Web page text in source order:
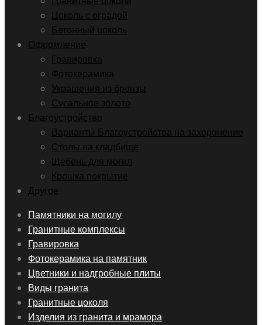
Цоколь с оградой
Бетонный цоколь
Оформление
Гравировка
Фотокерамика
Украшения из бронзы
Сусальное золото
Благоустройство
Варианты Благоустройства на захоронение
Столы на кладбище
Щебень для могил
Крошка покрытие
Другое
Skip
content
Памятники на могилу
Гранитные комплексы
Гравировка
Фотокерамика на памятник
Цветники и надгробные плиты
Виды гранита
Гранитные цоколя
Изделия из гранита и мрамора